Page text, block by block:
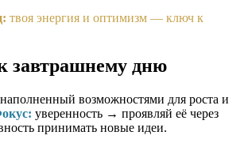
твоя энергия и оптимизм — ключ к
завтрашнему дню
наполненный возможностями для роста и
уверенность → проявляй её через
принимать новые идеи.